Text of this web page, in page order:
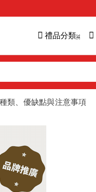
禮品分類
類、優缺點與注意事項